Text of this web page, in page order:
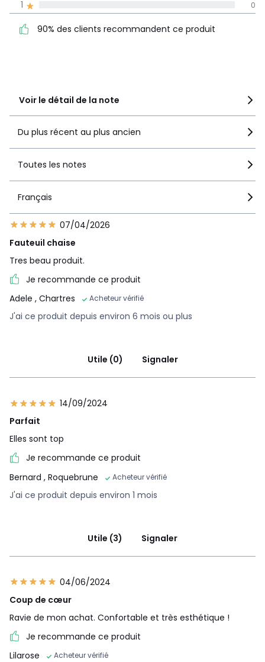
• Produit totalement recyclable.
Couleurs Blanc Optique, Noir Graphite
4 0
5
Voir le détail de la note
1 0
90% des clients recommandent ce produit
Du plus récent au plus ancien
Toutes les notes
Français
07/04/2026
Fauteuil chaise
Tres beau produit.
Je recommande ce produit
Adele , Chartres Acheteur vérifié
J'ai ce produit depuis environ 6 mois ou plus
Utile (0) Signaler
14/09/2024
Parfait
Elles sont top
Je recommande ce produit
Bernard , Roquebrune Acheteur vérifié
J'ai ce produit depuis environ 1 mois
Utile (3) Signaler
04/06/2024
Coup de cœur
Ravie de mon achat. Confortable et très esthétique !
Je recommande ce produit
Lilarose
Acheteur vérifié